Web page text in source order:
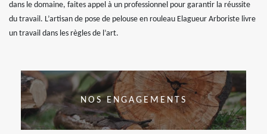
dans le domaine, faites appel à un professionnel pour garantir la réussite
du travail. L’artisan de pose de pelouse en rouleau Elagueur Arboriste livre
un travail dans les règles de l’art.
NOS ENGAGEMENTS